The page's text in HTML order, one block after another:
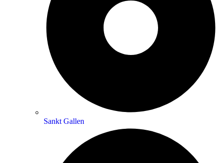
Sankt Gallen